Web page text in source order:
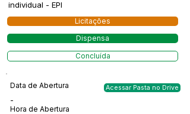
individual - EPI
Licitações
Dispensa
Concluída
Data de Abertura
-
Acessar Pasta no Drive
Hora de Abertura